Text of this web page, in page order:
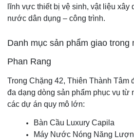
lĩnh vực thiết bị vệ sinh, vật liệu xây
nước dân dụng – công trình.
Danh mục sản phẩm giao trong
Phan Rang
Trong Chặng 42, Thiên Thành Tâm
đa dạng dòng sản phẩm phục vụ từ
các dự án quy mô lớn:
Bàn Cầu Luxury Capila
Máy Nước Nóng Năng